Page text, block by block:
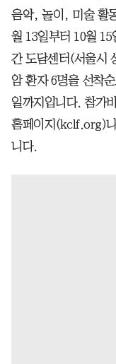
음악, 놀이, 미술 활
월 13일부터 10월
간 도담센터(서울시
암 환자 6명을 선착
일까지입니다. 참가
홈페이지(kclf.org)
니다.